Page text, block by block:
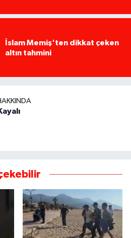
İslam Memiş'ten dikkat çeken
altın tahmini